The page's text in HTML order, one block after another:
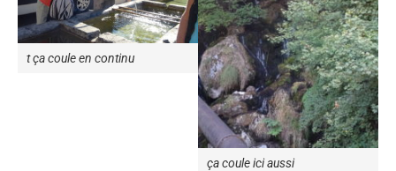
t ça coule en continu
ça coule ici aussi